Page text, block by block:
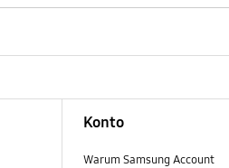
Konto
Warum Samsung Account